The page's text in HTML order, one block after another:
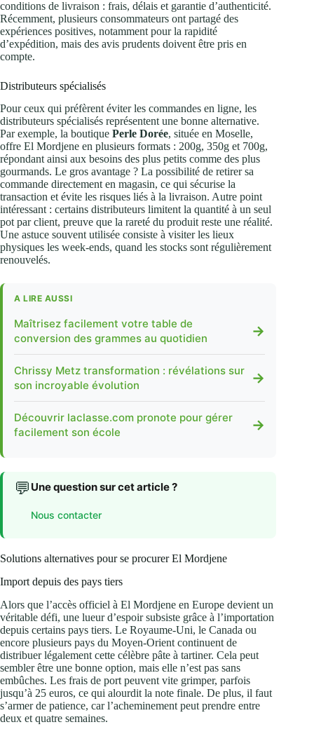
conditions de livraison : frais, délais et garantie d’authenticité.
Récemment, plusieurs consommateurs ont partagé des
expériences positives, notamment pour la rapidité
d’expédition, mais des avis prudents doivent être pris en
compte.
Distributeurs spécialisés
Pour ceux qui préfèrent éviter les commandes en ligne, les
distributeurs spécialisés représentent une bonne alternative.
Par exemple, la boutique Perle Dorée, située en Moselle,
offre El Mordjene en plusieurs formats : 200g, 350g et 700g,
répondant ainsi aux besoins des plus petits comme des plus
gourmands. Le gros avantage ? La possibilité de retirer sa
commande directement en magasin, ce qui sécurise la
transaction et évite les risques liés à la livraison. Autre point
intéressant : certains distributeurs limitent la quantité à un seul
pot par client, preuve que la rareté du produit reste une réalité.
Une astuce souvent utilisée consiste à visiter les lieux
physiques les week-ends, quand les stocks sont régulièrement
renouvelés.
A LIRE AUSSI
Maîtrisez facilement votre table de
conversion des grammes au quotidien
→
Chrissy Metz transformation : révélations sur
son incroyable évolution
→
Découvrir laclasse.com pronote pour gérer
facilement son école
→
💬 Une question sur cet article ?
Nous contacter
Solutions alternatives pour se procurer El Mordjene
Import depuis des pays tiers
Alors que l’accès officiel à El Mordjene en Europe devient un
véritable défi, une lueur d’espoir subsiste grâce à l’importation
depuis certains pays tiers. Le Royaume-Uni, le Canada ou
encore plusieurs pays du Moyen-Orient continuent de
distribuer légalement cette célèbre pâte à tartiner. Cela peut
sembler être une bonne option, mais elle n’est pas sans
embûches. Les frais de port peuvent vite grimper, parfois
jusqu’à 25 euros, ce qui alourdit la note finale. De plus, il faut
s’armer de patience, car l’acheminement peut prendre entre
deux et quatre semaines.